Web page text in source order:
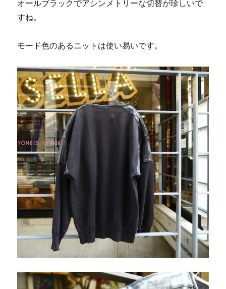
オールブラックでアシンメトリーな切替が珍しいで
すね。
モード色のあるニットは使い易いです。